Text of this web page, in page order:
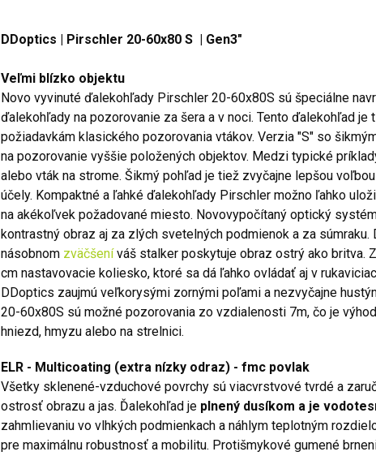
DDoptics | Pirschler 20-60x80 S | Gen3"
Veľmi blízko objektu
Novo vyvinuté ďalekohľady Pirschler 20-60x80S sú špeciálne
ďalekohľady na pozorovanie za šera a v noci. Tento ďalekohľad je
požiadavkám klasického pozorovania vtákov. Verzia "S" so
na pozorovanie vyššie položených objektov. Medzi typické
alebo vták na strome. Šikmý pohľad je tiež zvyčajne lepšou
účely. Kompaktné a ľahké ďalekohľady Pirschler možno ľahko
na akékoľvek požadované miesto. Novovypočítaný optický
kontrastný obraz aj za zlých svetelných podmienok a za súmraku.
násobnom zväčšení váš stalker poskytuje obraz ostrý ako britva.
cm nastavovacie koliesko, ktoré sa dá ľahko ovládať aj v
DDoptics zaujmú veľkorysými zornými poľami a nezvyčajne
20-60x80S sú možné pozorovania zo vzdialenosti 7m, čo je
hniezd, hmyzu alebo na strelnici.
ELR - Multicoating (extra nízky odraz) - fmc povlak
Všetky sklenené-vzduchové povrchy sú viacvrstvové tvrdé a
ostrosť obrazu a jas. Ďalekohľad je plnený dusíkom a je
zahmlievaniu vo vlhkých podmienkach a náhlym teplotným
pre maximálnu robustnosť a mobilitu. Protišmykové gumené